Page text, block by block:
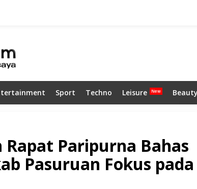
Sport Techno Leisure Beauty
Rapat Paripurna Bahas
Pasuruan Fokus pada